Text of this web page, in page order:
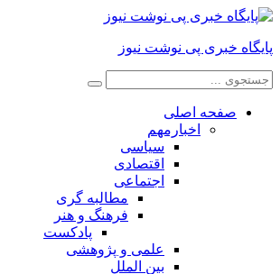
پایگاه خبری پی نوشت نیوز
صفحه اصلی
اخبارمهم
سیاسی
اقتصادی
اجتماعی
مطالبه گری
فرهنگ و هنر
پادکست
علمی و پژوهشی
بین الملل